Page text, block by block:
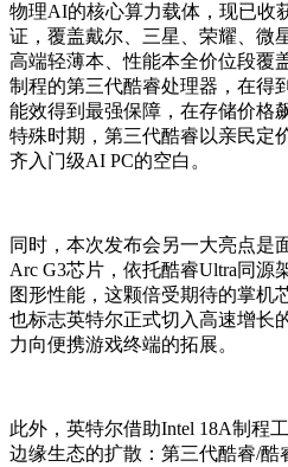
物理AI的核心算力载体，现已收
证，覆盖戴尔、三星、荣耀、微
高端轻薄本、性能本全价位段覆
制程的第三代酷睿处理器，在得
能效得到最强保障，在存储价格
特殊时期，第三代酷睿以亲民定
齐入门级AI PC的空白。
同时，本次发布会另一大亮点是
Arc G3芯片，依托酷睿Ultra同源
图形性能，这颗倍受期待的掌机
也标志英特尔正式切入高速增长
力向便携游戏终端的拓展。
此外，英特尔借助Intel 18A制程
边缘生态的扩散：第三代酷睿/酷